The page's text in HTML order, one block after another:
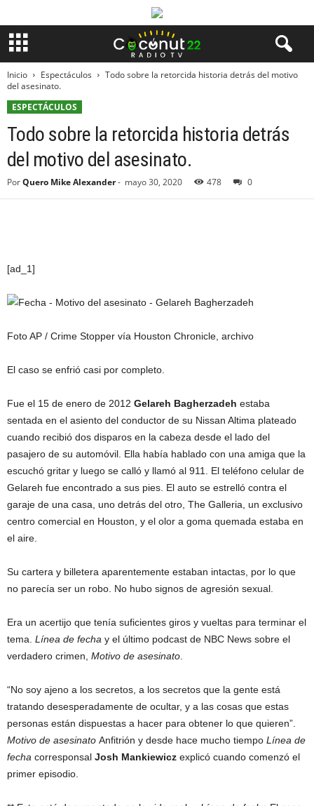
Inicio Espectáculos
Todo sobre la retorcida historia detrás del motivo
del asesinato.
ESPECTÁCULOS
Todo sobre la retorcida historia detrás
del motivo del asesinato.
PorQuero Mike Alexander- mayo 30, 2020 478 0
[ad_1]
Foto AP / Crime Stopper vía Houston Chronicle, archivo
El caso se enfrió casi por completo.
Fue el 15 de enero de 2012 Gelareh Bagherzadeh estaba
sentada en el asiento del conductor de su Nissan Altima plateado
cuando recibió dos disparos en la cabeza desde el lado del
pasajero de su automóvil. Ella había hablado con una amiga que la
escuchó gritar y luego se calló y llamó al 911. El teléfono celular de
Gelareh fue encontrado a sus pies. El auto se estrelló contra el
garaje de una casa, uno detrás del otro, The Galleria, un exclusivo
centro comercial en Houston, y el olor a goma quemada estaba en
el aire.
Su cartera y billetera aparentemente estaban intactas, por lo que
no parecía ser un robo. No hubo signos de agresión sexual.
Era un acertijo que tenía suficientes giros y vueltas para terminar el
tema. Línea de fecha y el último podcast de NBC News sobre el
verdadero crimen, Motivo de asesinato
“No soy ajeno a los secretos, a los secretos que la gente está
tratando desesperadamente de ocultar, y a las cosas que estas
personas están dispuestas a hacer para obtener lo que quieren”.
Motivo de asesinato Anfitrión y desde hace mucho tiempo Línea de
fecha corresponsal Josh Mankiewicz explicó cuando comenzó el
primer episodio.